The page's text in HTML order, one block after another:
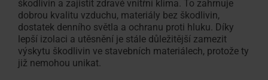
škodlivin a zajistit zdravé vnitřní klima. To zahrnuje
dobrou kvalitu vzduchu, materiály bez škodlivin,
dostatek denního světla a ochranu proti hluku. Díky
lepší izolaci a utěsnění je stále důležitější zamezit
výskytu škodlivin ve stavebních materiálech, protože ty
již nemohou unikat.